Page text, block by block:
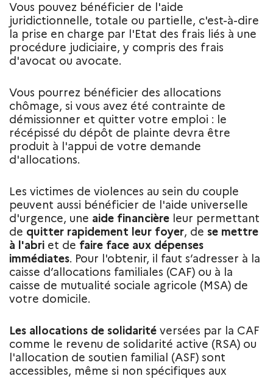
Vous pouvez bénéficier de l'aide
juridictionnelle, totale ou partielle, c'est-à-dire
la prise en charge par l'Etat des frais liés à une
procédure judiciaire, y compris des frais
d'avocat ou avocate.
Vous pourrez bénéficier des allocations
chômage, si vous avez été contrainte de
démissionner et quitter votre emploi : le
récépissé du dépôt de plainte devra être
produit à l'appui de votre demande
d'allocations.
Les victimes de violences au sein du couple
peuvent aussi bénéficier de l'aide universelle
d'urgence, une aide financière leur permettant
de quitter rapidement leur foyer, de se mettre
à l'abri et de faire face aux dépenses
immédiates. Pour l'obtenir, il faut s’adresser à la
caisse d’allocations familiales (CAF) ou à la
caisse de mutualité sociale agricole (MSA) de
votre domicile.
Les allocations de solidarité versées par la CAF
comme le revenu de solidarité active (RSA) ou
l'allocation de soutien familial (ASF) sont
accessibles, même si non spécifiques aux